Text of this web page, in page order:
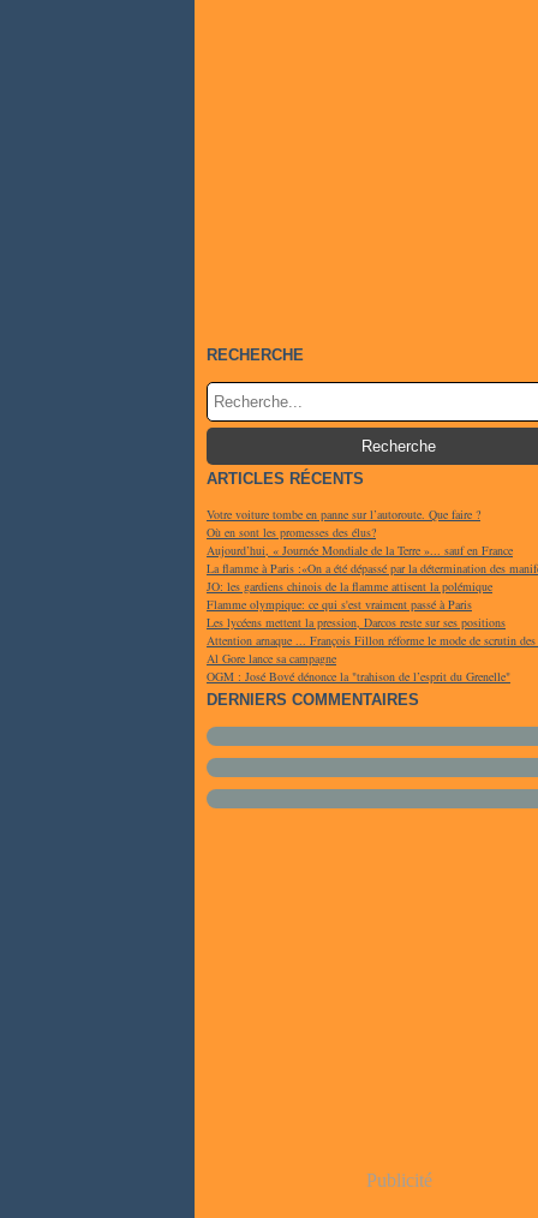
RECHERCHE
ARTICLES RÉCENTS
Votre voiture tombe en panne sur l’autoroute. Que faire ?
Où en sont les promesses des élus?
Aujourd’hui, « Journée Mondiale de la Terre »... sauf en France
La flamme à Paris :«On a été dépassé par la détermination des
JO: les gardiens chinois de la flamme attisent la polémique
Flamme olympique: ce qui s'est vraiment passé à Paris
Les lycéens mettent la pression, Darcos reste sur ses positions
Attention arnaque ... François Fillon réforme le mode de scrutin des
Al Gore lance sa campagne
OGM : José Bové dénonce la "trahison de l’esprit du Grenelle"
DERNIERS COMMENTAIRES
Publicité